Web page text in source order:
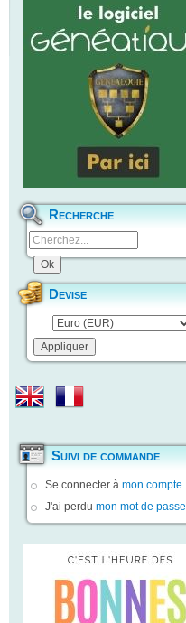
Recherche
Devise
Suivi de commande
Se connecter à mon compte
J'ai perdu mon mot de passe